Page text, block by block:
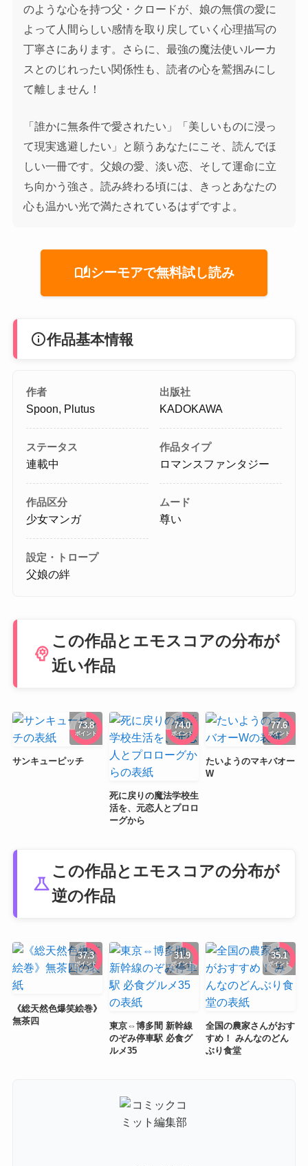
のような心を持つ父・クロードが、娘の無償の愛に
よって人間らしい感情を取り戻していく心理描写の
丁寧さにあります。さらに、最強の魔法使いルーカ
スとのじれったい関係性も、読者の心を鷲掴みにし
て離しません！
「誰かに無条件で愛されたい」「美しいものに浸っ
て現実逃避したい」と願うあなたにこそ、読んでほ
しい一冊です。父娘の愛、淡い恋、そして運命に立
ち向かう強さ。読み終わる頃には、きっとあなたの
心も温かい光で満たされているはずですよ。
auto_storiesシーモアで無料試し読み
info作品基本情報
作者
Spoon, Plutus
出版社
KADOKAWA
ステータス
連載中
作品タイプ
ロマンスファンタジー
作品区分
少女マンガ
ムード
尊い
設定・トロープ
父娘の絆
psychology
この作品とエモスコアの分布が
近い作品
73.8
ポイント
サンキューピッチ
74.0
ポイント
死に戻りの魔法学校生
活を、元恋人とプロロ
ーグから
77.6
ポイント
たいようのマキバオー
W
science
この作品とエモスコアの分布が
逆の作品
37.3
ポイント
《総天然色爆笑絵巻》
無茶四
31.9
ポイント
東京⇔博多間 新幹線
のぞみ停車駅 必食グ
ルメ35
35.1
ポイント
全国の農家さんがおす
すめ！ みんなのどん
ぶり食堂